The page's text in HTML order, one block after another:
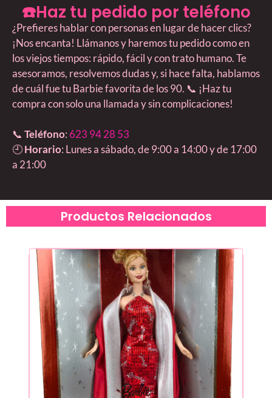
☎️Haz tu pedido por teléfono
¿Prefieres hablar con personas en lugar de hacer clics?
¡Nos encanta! Llámanos y haremos tu pedido como en
los viejos tiempos: rápido, fácil y con trato humano. Te
asesoramos, resolvemos dudas y, si hace falta, hablamos
de cuál fue tu Barbie favorita de los 90. 📞 ¡Haz tu
compra con solo una llamada y sin complicaciones!
📞 Teléfono: 623 94 28 53
🕘Horario: Lunes a sábado, de 9:00 a 14:00 y de 17:00
a 21:00
Productos Relacionados